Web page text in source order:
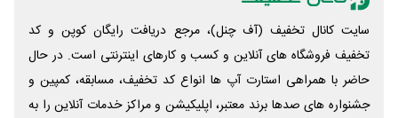
سایت کانال تخفیف (آف چنل)، مرجع دریافت رایگان کوپن و کد
تخفیف فروشگاه های آنلاین و کسب و‌ کارهای اینترنتی است. در حال
حاضر با همراهی استارت آپ ها انواع کد تخفیف، مسابقه، کمپین و
جشنواره های صدها برند معتبر، اپلیکیشن و مراکز خدمات آنلاین را به